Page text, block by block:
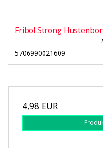
Fribol Strong
5706990021609
4,98 EUR